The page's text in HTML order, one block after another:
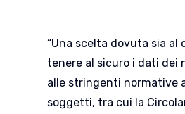
“Una scelta dovuta sia al
tenere al sicuro i dati dei
alle stringenti normative
soggetti, tra cui la